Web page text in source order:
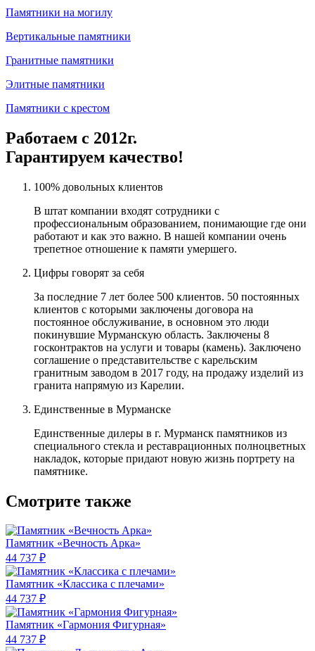
Памятники на могилу
Вертикальные памятники
Гранитные памятники
Элитные памятники
Памятники с крестом
Работаем с 2012г.
Гарантируем качество!
100% довольных клиентов
В штат компании входят сотрудники с
профессиональным образованием, понимающие где они
работают и как это важно. В нашей компании очень
трепетное отношение к памяти умершего.
Цифры говорят за себя
За последние 7 лет более 500 клиентов. 50 постоянных
клиентов с которыми заключены договора на
постоянное обслуживание, в основном это люди
покинувшие Мурманскую область. Заключены 8
госконтрактов на услуги и товары (камень). Заключено
соглашение о представительстве с карельским
гранитным заводом в 2017 году, на продажу изделий из
гранита напрямую из Карелии.
Единственные в Мурманске
Единственные дилеры в г. Мурманск памятников из
специального стекла и реставрационных полноцветных
накладок, которые придают новую жизнь портрету на
памятнике.
Смотрите также
Памятник «Вечность Арка»
44 737 ₽
Памятник «Классика c плечами»
44 737 ₽
Памятник «Гармония Фигурная»
44 737 ₽